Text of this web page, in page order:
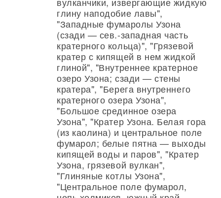
глину наподобие лавы",
"Западные фумаролы Узона
(сзади — сев.-западная часть
кратерного кольца)", "Грязевой
кратер с кипящей в нем жидкой
глиной", "Внутреннее кратерное
озеро Узона; сзади — стены
кратера", "Берега внутреннего
кратерного озера Узона",
"Большое срединное озера
Узона", "Кратер Узона. Белая гора
(из каолина) и центральное поле
фумарол; белые пятна — выходы
кипящей воды и паров", "Кратер
Узона, грязевой вулкан",
"Глиняные котлы Узона",
"Центральное поле фумарол,